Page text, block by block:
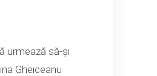
urmează să-și
Gheiceanu